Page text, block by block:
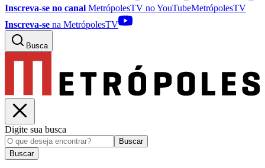
Inscreva-se no canal MetrópolesTV noYouTubeMetrópolesTV
Inscreva-se na MetrópolesTV
Busca
Digite sua busca
Buscar
Buscar